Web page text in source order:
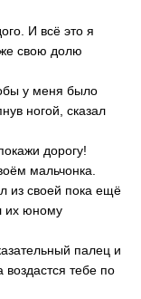
И всё это я
свою долю
у меня было
ногой, сказал
дорогу!
мальчонка.
из своей пока ещё
их юному
палец и
тебе по